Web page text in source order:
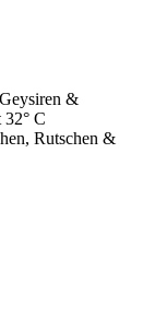
&
C
Rutschen &